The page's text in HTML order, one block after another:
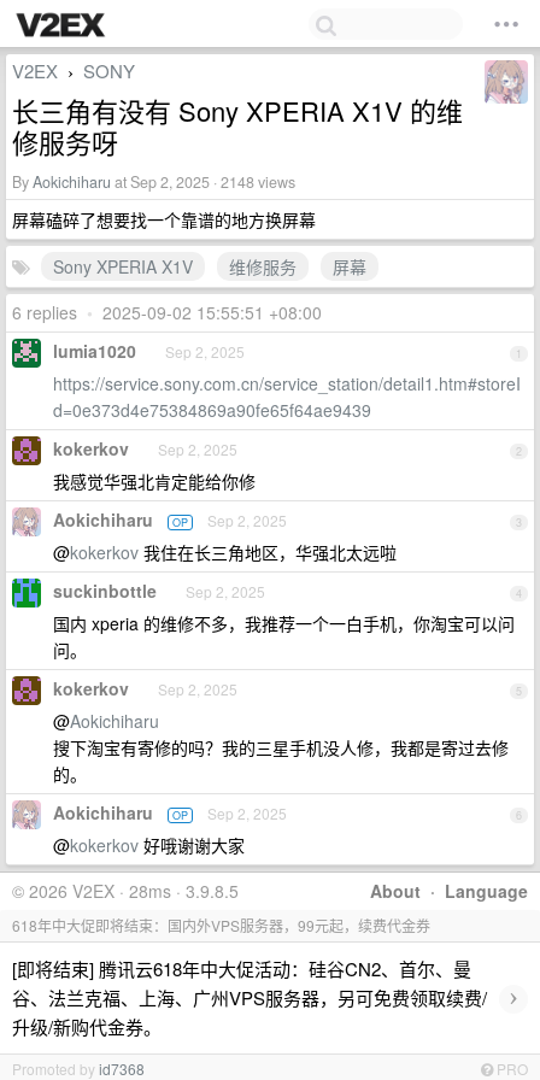
V2EX › SONY
长三角有没有 Sony XPERIA X1V 的维
修服务呀
ByAokichiharu at Sep 2, 2025 · 2148 views
屏幕磕碎了想要找一个靠谱的地方换屏幕
Sony XPERIA X1V
维修服务
屏幕
6 replies • 2025-09-02 15:55:51 +08:00
1
lumia1020 Sep 2, 2025
https://service.sony.com.cn/service_station/detail1.htm#storeI
d=0e373d4e75384869a90fe65f64ae9439
2
kokerkov Sep 2, 2025
我感觉华强北肯定能给你修
3
Aokichiharu OP Sep 2, 2025
@kokerkov 我住在长三角地区，华强北太远啦
4
suckinbottle Sep 2, 2025
国内 xperia 的维修不多，我推荐一个一白手机，你淘宝可以问
问。
5
kokerkov Sep 2, 2025
@Aokichiharu
搜下淘宝有寄修的吗？我的三星手机没人修，我都是寄过去修
的。
6
Aokichiharu OP Sep 2, 2025
@kokerkov 好哦谢谢大家
About · Language
© 2026 V2EX · 28ms · 3.9.8.5
618年中大促即将结束：国内外VPS服务器，99元起，续费代金券
[即将结束] 腾讯云618年中大促活动：硅谷CN2、首尔、曼
谷、法兰克福、上海、广州VPS服务器，另可免费领取续费/
升级/新购代金券。
›
Promoted byid7368 PRO